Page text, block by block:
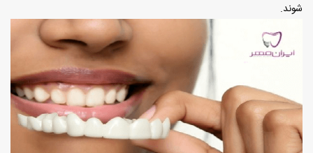
شوند.